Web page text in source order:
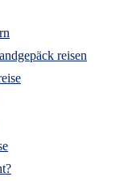
reisen